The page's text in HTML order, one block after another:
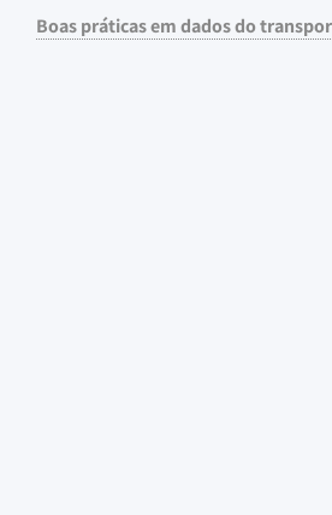
Boas práticas em dados do